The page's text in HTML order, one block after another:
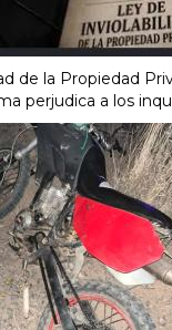
de la Propiedad
perjudica a los